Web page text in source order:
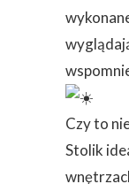
Czy to
Stolik